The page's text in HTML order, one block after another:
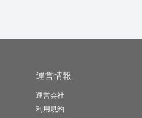
運営情報
運営会社
利用規約